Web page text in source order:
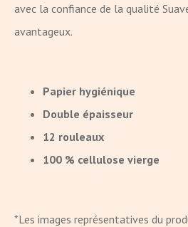
avec la confiance de la qualité
avantageux.
Papier hygiénique
Double épaisseur
12 rouleaux
100 % cellulose vierge
*Les images représentatives du